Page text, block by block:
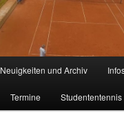
Neuigkeiten und Archiv
Termine Studententennis